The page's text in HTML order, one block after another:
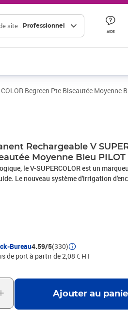
site : Professionnel
AIDE
Begreen Pte Biseautée Moyenne
Rechargeable V
Moyenne Bleu PILOT
le V-SUPERCOLOR est un
Le nouveau système d'irrigation
secouer ni pomper ainsi qu'un débit
des couleurs. Marqueur
plastique recyclé.
Bureau4.59/5(330)
de port à partir de 2,08 € HT
Ajouter au